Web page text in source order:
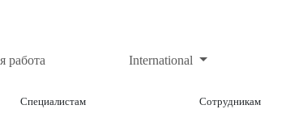
работа International
Специалистам Сотрудникам